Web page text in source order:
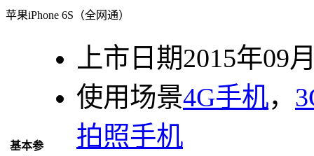
苹果iPhone 6S（全网通）
基本参
上市日期2015年09
使用场景4G手机，
拍照手机